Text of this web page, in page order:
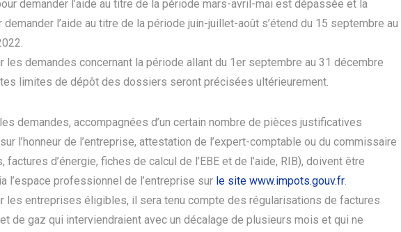
demander l’aide au titre de la période mars-avril-mai est dépassée et la
demander l’aide au titre de la période juin-juillet-août s’étend du 15 septembre au
les demandes concernant la période allant du 1er septembre au 31 décembre
limites de dépôt des dossiers seront précisées ultérieurement.
demandes, accompagnées d’un certain nombre de pièces justificatives
l’honneur de l’entreprise, attestation de l’expert-comptable ou du commissaire
factures d’énergie, fiches de calcul de l’EBE et de l’aide, RIB), doivent être
l’espace professionnel de l’entreprise sur le site www.impots.gouv.fr.
les entreprises éligibles, il sera tenu compte des régularisations de factures
de gaz qui interviendraient avec un décalage de plusieurs mois et qui ne